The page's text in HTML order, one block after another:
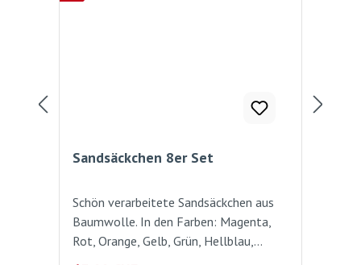
Sandsäckchen 8er Set
Schön verarbeitete Sandsäckchen aus
Baumwolle. In den Farben: Magenta,
Rot, Orange, Gelb, Grün, Hellblau,
Dunkelblau und Violett. Gut geeignet